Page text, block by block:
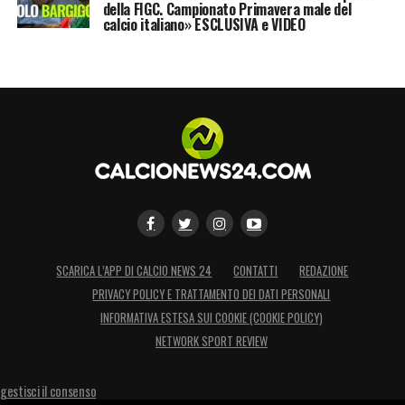
LA PLAYLIST DELLE NOSTRE TOP NEWS
della FIGC. Campionato Primavera male del
calcio italiano» ESCLUSIVA e VIDEO
SCARICA L’APP DI CALCIO NEWS 24 CONTATTI
REDAZIONE
PRIVACY POLICY E TRATTAMENTO DEI DATI PERSONALI
INFORMATIVA ESTESA SUI COOKIE (COOKIE POLICY)
NETWORK SPORT REVIEW
gestisci il consenso